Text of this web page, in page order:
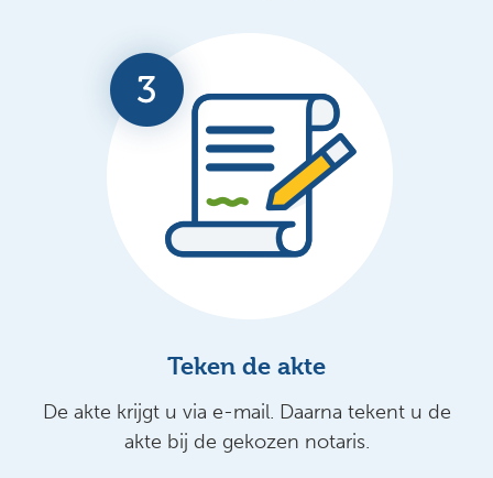
Teken de akte
De akte krijgt u via e-mail. Daarna tekent u de
akte bij de gekozen notaris.